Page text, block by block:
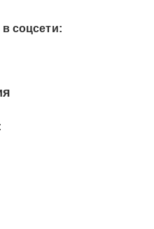
соцсети: